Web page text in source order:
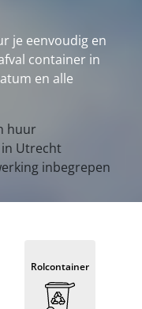
je eenvoudig en
container in
en alle
huur
in Utrecht
inbegrepen
Rolcontainer